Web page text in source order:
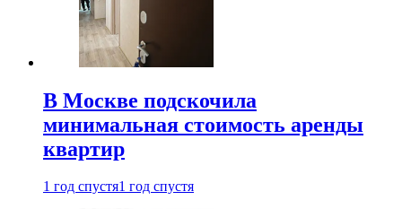
В Москве подскочила
минимальная стоимость аренды
квартир
1 год спустя1 год спустя